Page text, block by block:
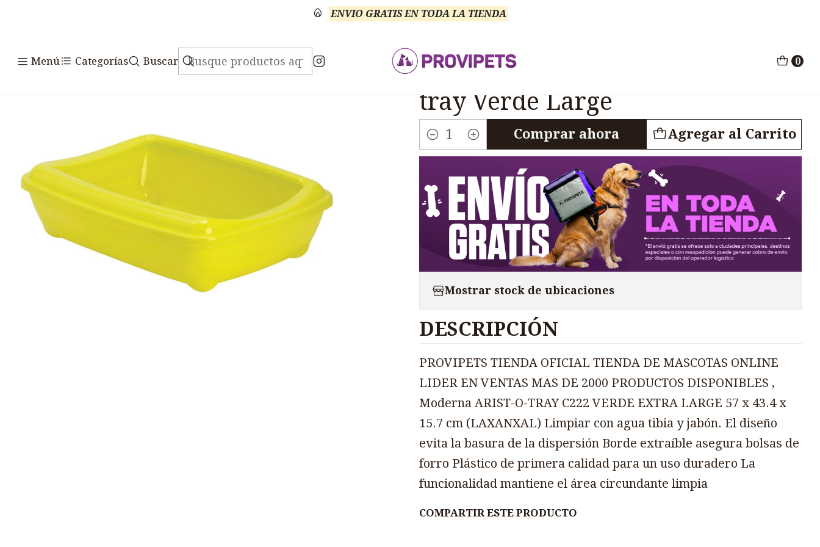
Menú Categorías Buscar 0
ENVIO GRATIS EN TODA LA TIENDA
Arenero Gatos Arenero Gatos Moderna Arist-o-tray Verde Large
Arenero Gatos Moderna Arist-o-
tray Verde Large
Cantidad
Agregar al Carrito
Comprar ahora
Mostrar stock de ubicaciones
DESCRIPCIÓN
PROVIPETS TIENDA OFICIAL TIENDA DE MASCOTAS ONLINE
LIDER EN VENTAS MAS DE 2000 PRODUCTOS DISPONIBLES ,
Moderna ARIST-O-TRAY C222 VERDE EXTRA LARGE 57 x 43.4 x
15.7 cm (LAXANXAL) Limpiar con agua tibia y jabón. El diseño
evita la basura de la dispersión Borde extraíble asegura bolsas de
forro Plástico de primera calidad para un uso duradero La
funcionalidad mantiene el área circundante limpia
COMPARTIR ESTE PRODUCTO